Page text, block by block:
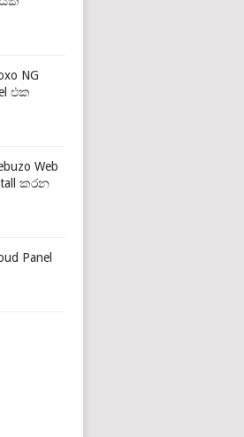
NG
එක
Web
කරන
Panel